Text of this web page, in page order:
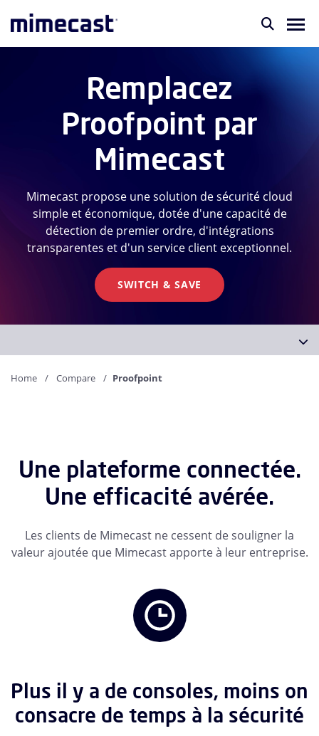
Remplacez
Proofpoint par
Mimecast
Mimecast propose une solution de sécurité cloud
simple et économique, dotée d'une capacité de
détection de premier ordre, d'intégrations
transparentes et d'un service client exceptionnel.
SWITCH & SAVE
Home Compare Proofpoint
Une plateforme connectée.
Une efficacité avérée.
Les clients de Mimecast ne cessent de souligner la
valeur ajoutée que Mimecast apporte à leur entreprise.
Plus il y a de consoles, moins on
consacre de temps à la sécurité